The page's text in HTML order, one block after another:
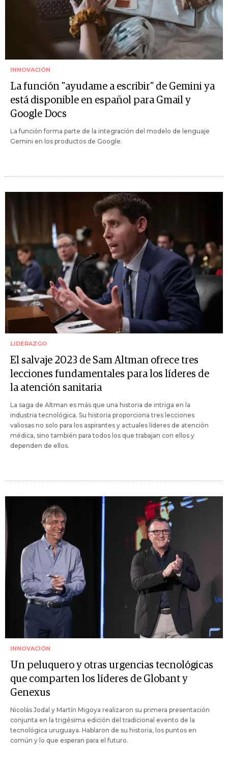
INNOVACIÓN
La función "ayudame a escribir" de Gemini ya
está disponible en español para Gmail y
Google Docs
La función forma parte de la integración del modelo de lenguaje
Gemini en los productos de Google.
LIDERAZGO
El salvaje 2023 de Sam Altman ofrece tres
lecciones fundamentales para los líderes de
la atención sanitaria
La saga de Altman es más que una historia de intriga en la
industria tecnológica. Su historia proporciona tres lecciones
valiosas no solo para los aspirantes y actuales líderes de atención
médica, sino también para todos los que trabajan con ellos y
dependen de ellos.
INNOVACIÓN
Un peluquero y otras urgencias tecnológicas
que comparten los líderes de Globant y
Genexus
Nicolás Jodal y Martín Migoya realizaron su primera presentación
conjunta en la trigésima edición del tradicional evento de la
tecnológica uruguaya. Hablaron de su historia, los puntos en
común y lo que esperan para el futuro.